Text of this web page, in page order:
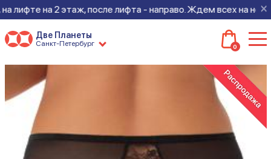
×
на 2 этаж, после лифта - направо. Ждем всех на новом
Две Планеты
Санкт-Петербург 0